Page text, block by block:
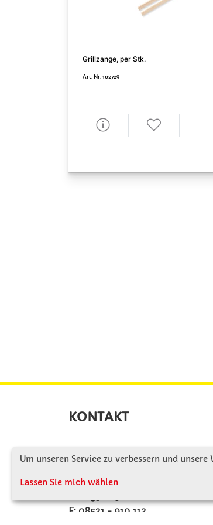
Grillzange, per Stk.
Art. Nr. 102729
KONTAKT
Winkler Schulbedarf GmbH
D - 94060 Pocking
F: 08531 - 910 113
Um unseren Service zu verbessern und
Lassen Sie mich wählen